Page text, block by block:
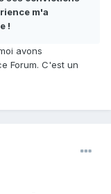
m'a
!
avons
Forum. C'est un